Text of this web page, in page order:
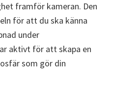
framför kameran. Den
för att du ska känna
under
aktivt för att skapa en
som gör din